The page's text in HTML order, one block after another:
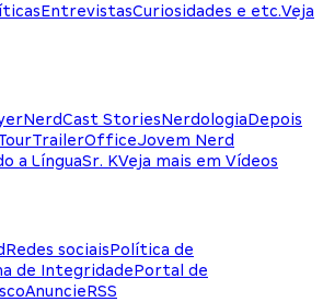
EntrevistasCuriosidades e etc.Veja
NerdCast StoriesNerdologiaDepois
TrailerOfficeJovem Nerd
a LínguaSr. KVeja mais em Vídeos
Redes sociaisPolítica de
de IntegridadePortal de
AnuncieRSS